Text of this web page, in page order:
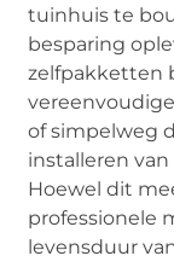
tuinhuis te
besparing
zelfpakketten
of simpelweg
installeren
Hoewel dit
professionele
levensduur